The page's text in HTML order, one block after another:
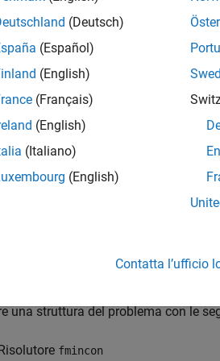
.
= createOptimProblem(
una struttura del problema con le
fmincon
(Deutsch)
(Español)
(English)
(Français)
(English)
(Italiano)
(English)
Contatta l’ufficio